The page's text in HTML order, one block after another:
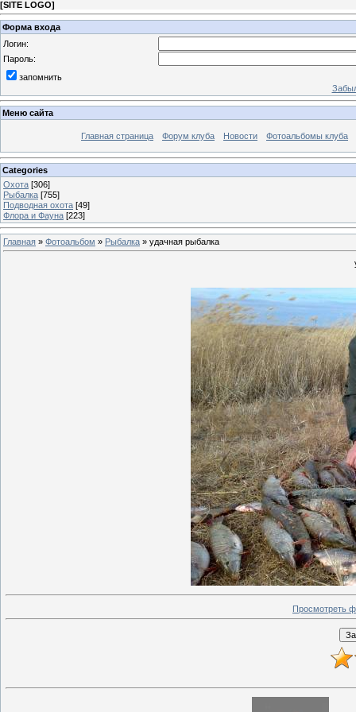
[SITE LOGO]
Форма входа
Логин:
Пароль:
запомнить
Меню сайта
Главная страница Форум клуба Новости Фотоальбомы клуба
Categories
Охота [306]
Рыбалка [755]
Подводная охота [49]
Флора и Фауна [223]
Главная » Фотоальбом » Рыбалка » удачная рыбалка
Просмотреть